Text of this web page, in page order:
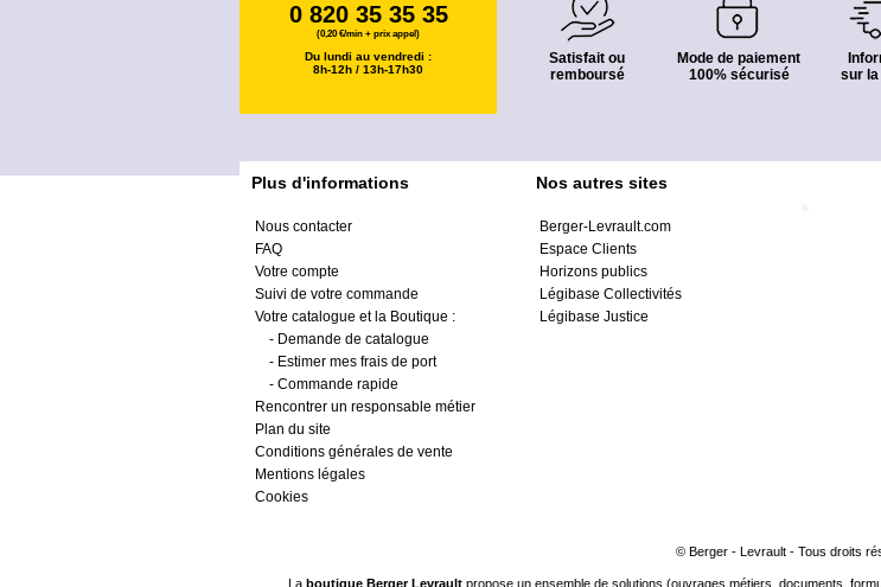
0 820 35 35 35
(0,20 €/min + prix appel)
Du lundi au vendredi :
8h-12h / 13h-17h30
Satisfait ou
remboursé
Mode de paiement
100% sécurisé
sur
Plus d'informations
Nous contacter
FAQ
Votre compte
Suivi de votre commande
Votre catalogue et la Boutique :
- Demande de catalogue
- Estimer mes frais de port
- Commande rapide
Rencontrer un responsable métier
Plan du site
Conditions générales de vente
Mentions légales
Cookies
Nos autres sites
Berger-Levrault.com
Espace Clients
Horizons publics
Légibase Collectivités
Légibase Justice
© Berger - Levrault - Tous droits
La boutique Berger Levraultpropose un ensemble de solutions (ouvrages métiers, documents,